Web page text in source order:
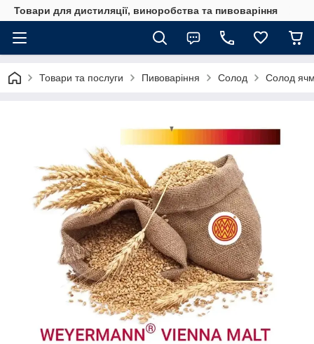
Товари для дистиляції, виноробства та пивоваріння
Товари та послуги Пивоваріння Солод Солод